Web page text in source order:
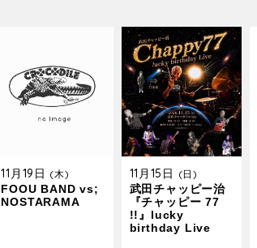
11月19日 (木)
FOOU BAND vs;
NOSTARAMA
11月15日 (日)
武田チャッピー治
『チャッピー 77
!!』lucky
birthday Live